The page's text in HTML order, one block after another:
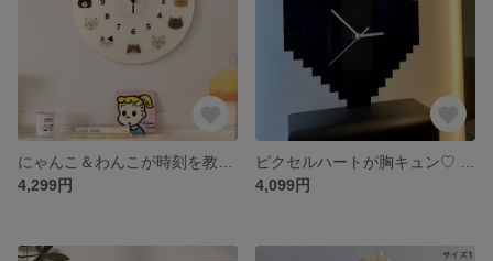
4,299円
4,099円